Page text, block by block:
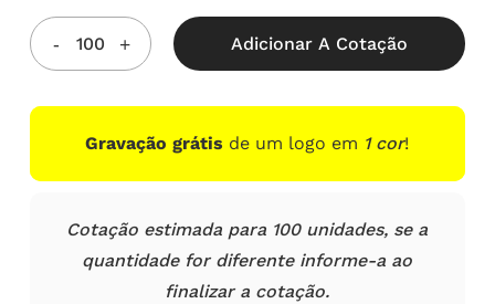
5.00de
5, com
baseado
em
clientes
Adicionar A Cotação
Gravação grátis de um logo em 1 cor!
Cotação estimada para 100 unidades, se a
quantidade for diferente informe-a ao
finalizar a cotação.